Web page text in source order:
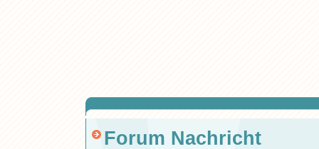
Forum Nachricht